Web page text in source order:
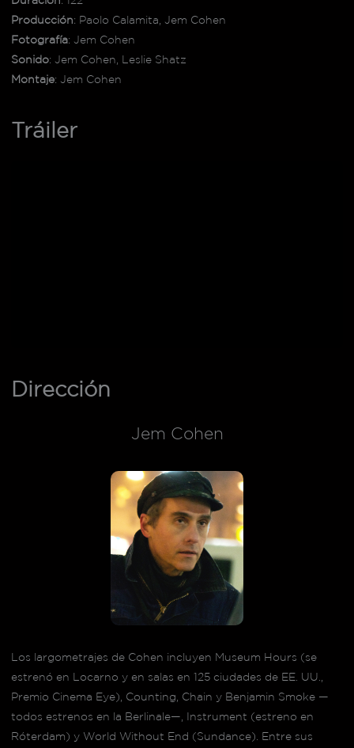
Producción: Paolo Calamita, Jem Cohen
Fotografía: Jem Cohen
Sonido: Jem Cohen, Leslie Shatz
Montaje: Jem Cohen
Tráiler
Dirección
Jem Cohen
Los largometrajes de Cohen incluyen Museum Hours (se
estrenó en Locarno y en salas en 125 ciudades de EE. UU.,
Premio Cinema Eye), Counting, Chain y Benjamin Smoke —
todos estrenos en la Berlinale—, Instrument (estreno en
Róterdam) y World Without End (Sundance). Entre sus